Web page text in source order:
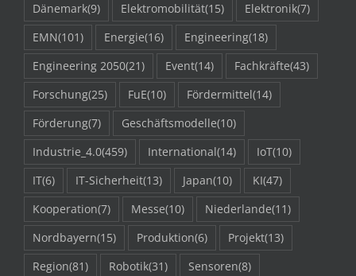
Dänemark(9) Elektromobilität(15) Elektronik(7)
EMN(101) Energie(16) Engineering(18)
Engineering 2050(21) Event(14) Fachkräfte(43)
Forschung(25) FuE(10) Fördermittel(14)
Förderung(7) Geschäftsmodelle(10)
Industrie_4.0(459) International(14) IoT(10)
IT(6) IT-Sicherheit(13) Japan(10) KI(47)
Kooperation(7) Messe(10) Niederlande(11)
Nordbayern(15) Produktion(6) Projekt(13)
Region(81) Robotik(31) Sensoren(8)